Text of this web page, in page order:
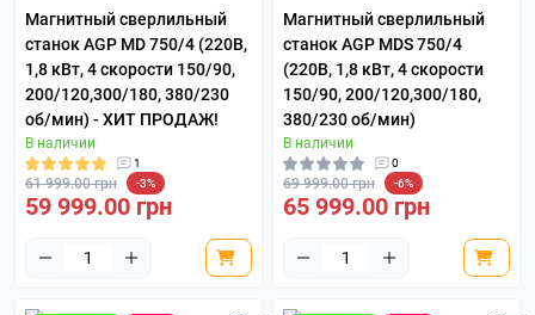
Магнитный сверлильный
станок AGP MD 750/4 (220В,
1,8 кВт, 4 скорости 150/90,
200/120,300/180, 380/230
об/мин) - ХИТ ПРОДАЖ!
В наличии
1
61 999.00 грн -3%
59 999.00 грн
Магнитный сверлильный
станок AGP MDS 750/4
(220В, 1,8 кВт, 4 скорости
150/90, 200/120,300/180,
380/230 об/мин)
В наличии
0
69 999.00 грн -6%
65 999.00 грн